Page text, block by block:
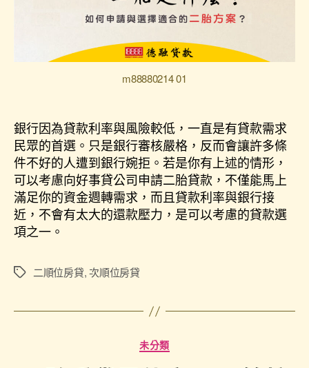
m88880214 01
銀行因為貸款利率與風險較低，一直是有貸款需求
民眾的首選。只是銀行審核嚴格，反而會讓許多條
件不好的人遭到銀行婉拒。若是你有上述的情形，
可以考慮向好事貸公司申請二胎貸款，不僅能馬上
滿足你的資金週轉需求，而且貸款利率與銀行接
近，不會有太大的還款壓力，是可以考慮的貸款選
項之一。
二順位房貸,次順位房貸
未分類